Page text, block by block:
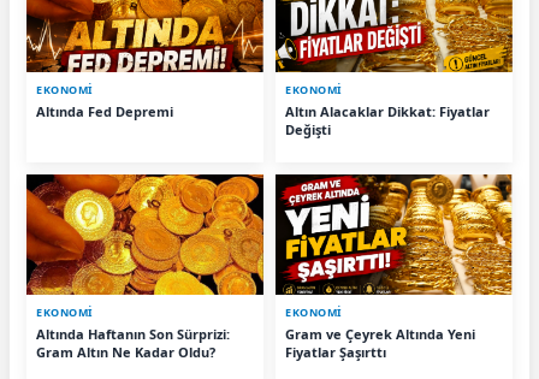
EKONOMİ
Altında Fed Depremi
EKONOMİ
Altın Alacaklar Dikkat: Fiyatlar
Değişti
EKONOMİ
Altında Haftanın Son Sürprizi:
Gram Altın Ne Kadar Oldu?
EKONOMİ
Gram ve Çeyrek Altında Yeni
Fiyatlar Şaşırttı